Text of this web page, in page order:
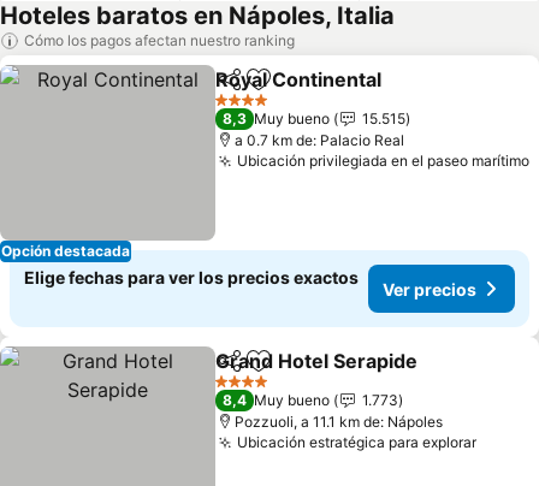
Hoteles baratos en Nápoles, Italia
Cómo los pagos afectan nuestro ranking
Opción destacada
CompartirAgregar a favoritos
Royal Continental
4 Estrellas
8,3 Muy bueno
15.515
a 0.7 km de: Palacio Real
Ubicación privilegiada en el paseo marítimo
Elige fechas para ver los precios exactos
Ver precios
CompartirAgregar a favoritos
Grand Hotel Serapide
4 Estrellas
8,4 Muy bueno
1.773
Pozzuoli, a 11.1 km de: Nápoles
Ubicación estratégica para explorarVer